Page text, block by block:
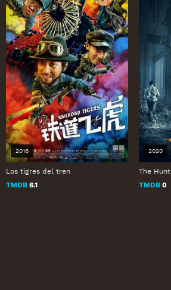
Los tigres del tren
TMDB 6.1
2016
The Hunt
TMDB 0
2020